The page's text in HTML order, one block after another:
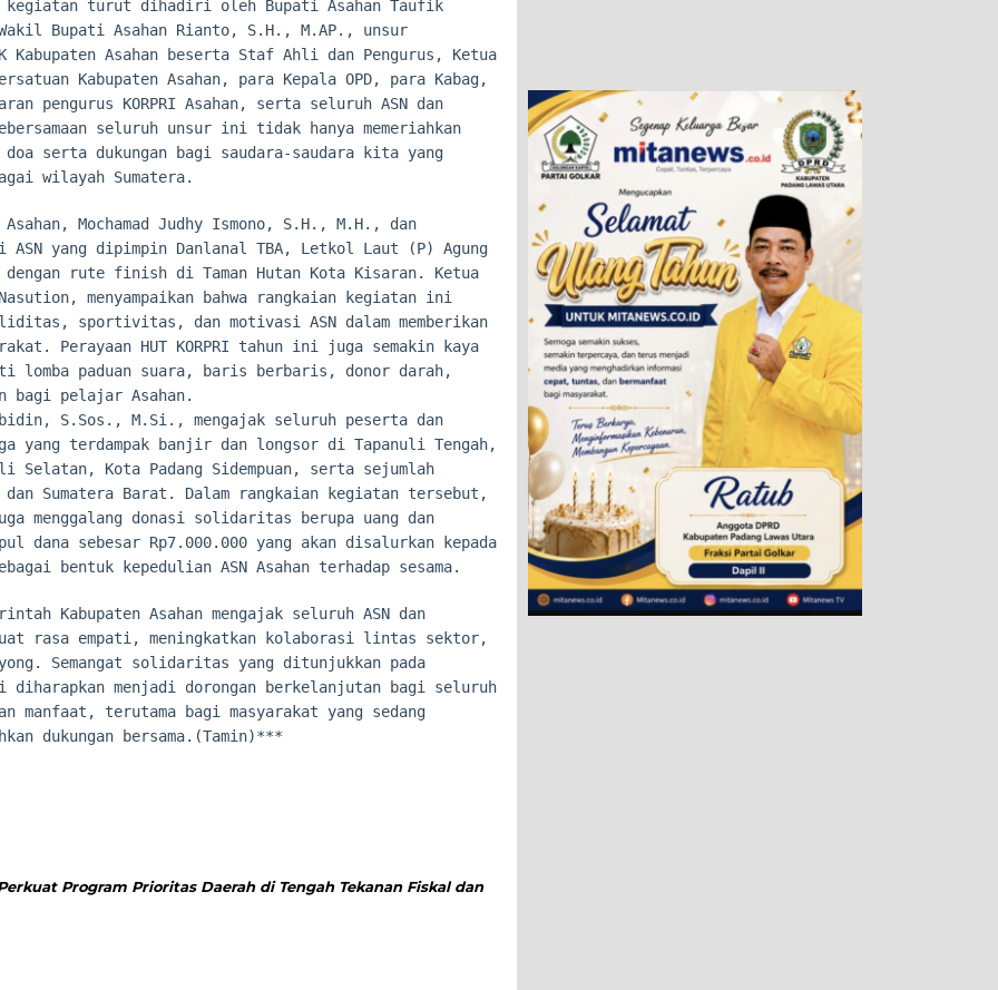
kegiatan turut dihadiri oleh Bupati Asahan Taufik
Bupati Asahan Rianto, S.H., M.AP., unsur
Kabupaten Asahan beserta Staf Ahli dan Pengurus, Ketua
Kabupaten Asahan, para Kepala OPD, para Kabag,
pengurus KORPRI Asahan, serta seluruh ASN dan
seluruh unsur ini tidak hanya memeriahkan
serta dukungan bagi saudara-saudara kita yang
wilayah Sumatera.
Mochamad Judhy Ismono, S.H., M.H., dan
yang dipimpin Danlanal TBA, Letkol Laut (P) Agung
rute finish di Taman Hutan Kota Kisaran. Ketua
Nasution, menyampaikan bahwa rangkaian kegiatan ini
sportivitas, dan motivasi ASN dalam memberikan
Perayaan HUT KORPRI tahun ini juga semakin kaya
lomba paduan suara, baris berbaris, donor darah,
bagi pelajar Asahan.
S.Sos., M.Si., mengajak seluruh peserta dan
yang terdampak banjir dan longsor di Tapanuli Tengah,
Selatan, Kota Padang Sidempuan, serta sejumlah
Sumatera Barat. Dalam rangkaian kegiatan tersebut,
menggalang donasi solidaritas berupa uang dan
dana sebesar Rp7.000.000 yang akan disalurkan kepada
bentuk kepedulian ASN Asahan terhadap sesama.
Kabupaten Asahan mengajak seluruh ASN dan
rasa empati, meningkatkan kolaborasi lintas sektor,
Semangat solidaritas yang ditunjukkan pada
diharapkan menjadi dorongan berkelanjutan bagi seluruh
manfaat, terutama bagi masyarakat yang sedang
dukungan bersama.(Tamin)***
Program Prioritas Daerah di Tengah Tekanan Fiskal dan